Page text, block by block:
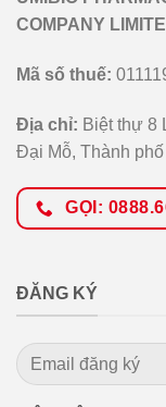
COMPANY
Mã số thuế:
Địa chỉ: Biệt thự 8
Đại Mỗ, Thành
GỌI:
ĐĂNG KÝ